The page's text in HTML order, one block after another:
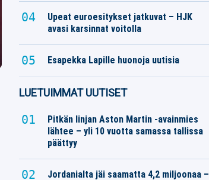
Upeat euroesitykset jatkuvat – HJK
avasi karsinnat voitolla
Esapekka Lapille huonoja uutisia
LUETUIMMAT UUTISET
Pitkän linjan Aston Martin -avainmies
lähtee – yli 10 vuotta samassa tallissa
päättyy
Jordanialta jäi saamatta 4,2 miljoonaa –